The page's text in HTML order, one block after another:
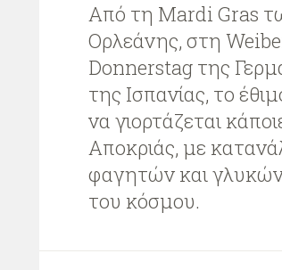
Από τη Mardi Gras
Ορλεάνης, στη
Donnerstag της
της Ισπανίας, το
να γιορτάζεται
Αποκριάς, με
φαγητών και
του κόσμου.